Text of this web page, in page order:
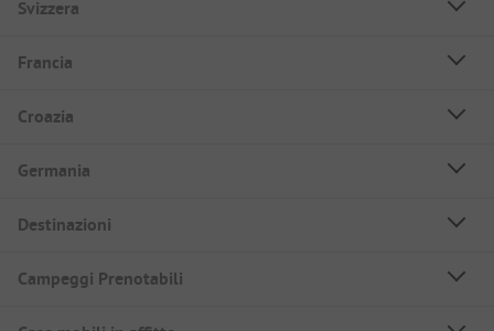
Svizzera
Francia
Croazia
Germania
Destinazioni
Campeggi Prenotabili